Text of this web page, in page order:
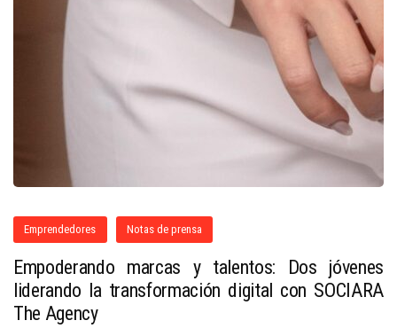
Emprendedores Notas de prensa
Empoderando marcas y talentos: Dos jóvenes
liderando la transformación digital con SOCIARA
The Agency